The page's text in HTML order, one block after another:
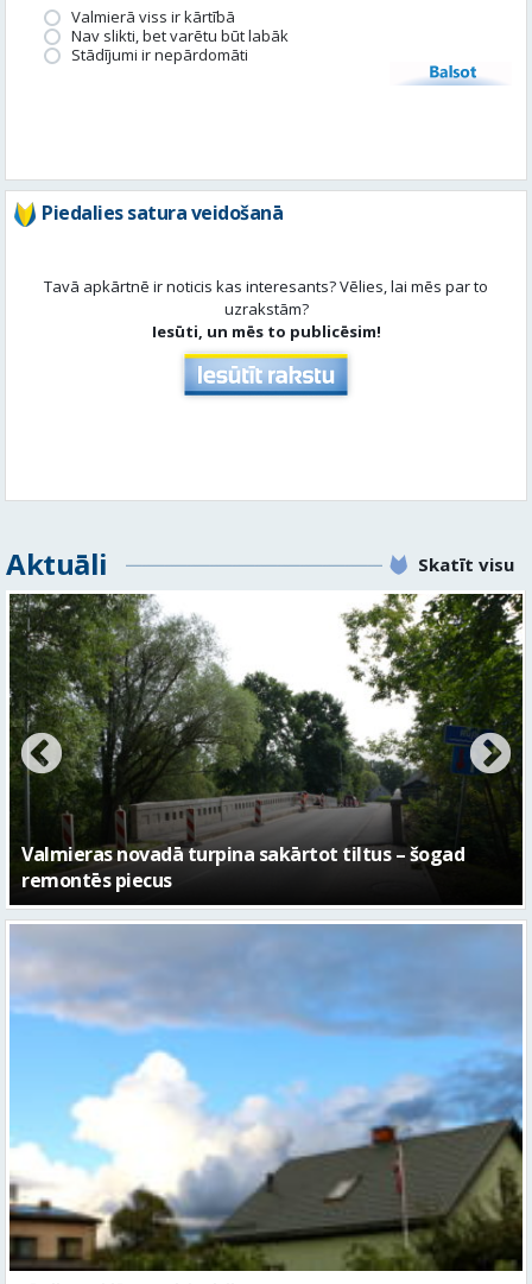
Valmierā viss ir kārtībā
Nav slikti, bet varētu būt labāk
Stādījumi ir nepārdomāti
Balsot
Piedalies satura veidošanā
Tavā apkārtnē ir noticis kas interesants? Vēlies, lai mēs par to
uzrakstām?
Iesūti, un mēs to publicēsim!
Aktuāli Skatīt visu
No pagaidu teātra līdz laikmetīgās kultūras centram
– kā attīstīsies “Kurtuve”